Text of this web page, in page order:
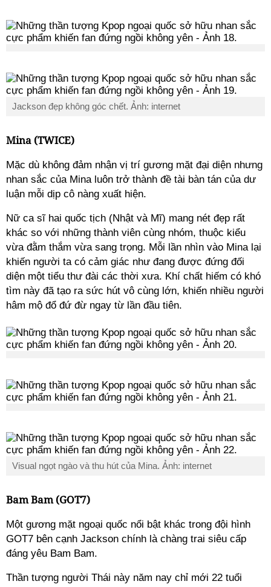
Jackson đẹp không góc chết. Ảnh: internet
Mina (TWICE)
Mặc dù không đảm nhận vị trí gương mặt đại diện nhưng
nhan sắc của Mina luôn trở thành đề tài bàn tán của dư
luận mỗi dịp cô nàng xuất hiện.
Nữ ca sĩ hai quốc tịch (Nhật và Mĩ) mang nét đẹp rất
khác so với những thành viên cùng nhóm, thuộc kiểu
vừa đằm thắm vừa sang trọng. Mỗi lần nhìn vào Mina lại
khiến người ta có cảm giác như đang được đứng đối
diện một tiểu thư đài các thời xưa. Khí chất hiếm có khó
tìm này đã tạo ra sức hút vô cùng lớn, khiến nhiều người
hâm mộ đổ đứ đừ ngay từ lần đầu tiên.
Visual ngọt ngào và thu hút của Mina. Ảnh: internet
Bam Bam (GOT7)
Một gương mặt ngoại quốc nổi bật khác trong đội hình
GOT7 bên cạnh Jackson chính là chàng trai siêu cấp
đáng yêu Bam Bam.
Thần tượng người Thái này năm nay chỉ mới 22 tuổi